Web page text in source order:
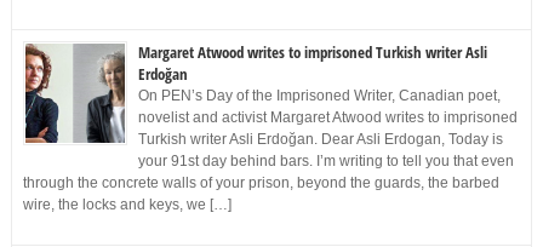
Margaret Atwood writes to imprisoned Turkish writer Asli
Erdoğan
On PEN’s Day of the Imprisoned Writer, Canadian poet,
novelist and activist Margaret Atwood writes to imprisoned
Turkish writer Asli Erdoğan. Dear Asli Erdogan, Today is
your 91st day behind bars. I’m writing to tell you that even
through the concrete walls of your prison, beyond the guards, the barbed
wire, the locks and keys, we […]